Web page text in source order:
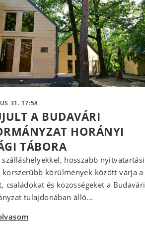
31. 17:58
A BUDAVÁRI
HORÁNYI
TÁBORA
hosszabb nyitvatartási
korszerűbb körülmények között várja a
családokat és közösségeket a Budavári
tulajdonában álló...